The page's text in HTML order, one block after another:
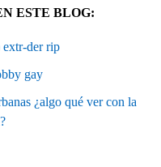
ESTE BLOG:
der rip
gay
¿algo qué ver con la